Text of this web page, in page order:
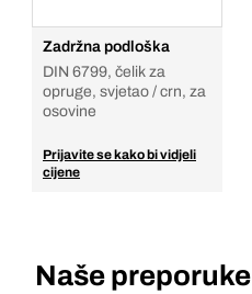
Zadržna podloška
DIN 6799, čelik za
opruge, svjetao / crn, za
osovine
Prijavite se kako bi vidjeli
cijene
Naše preporuke